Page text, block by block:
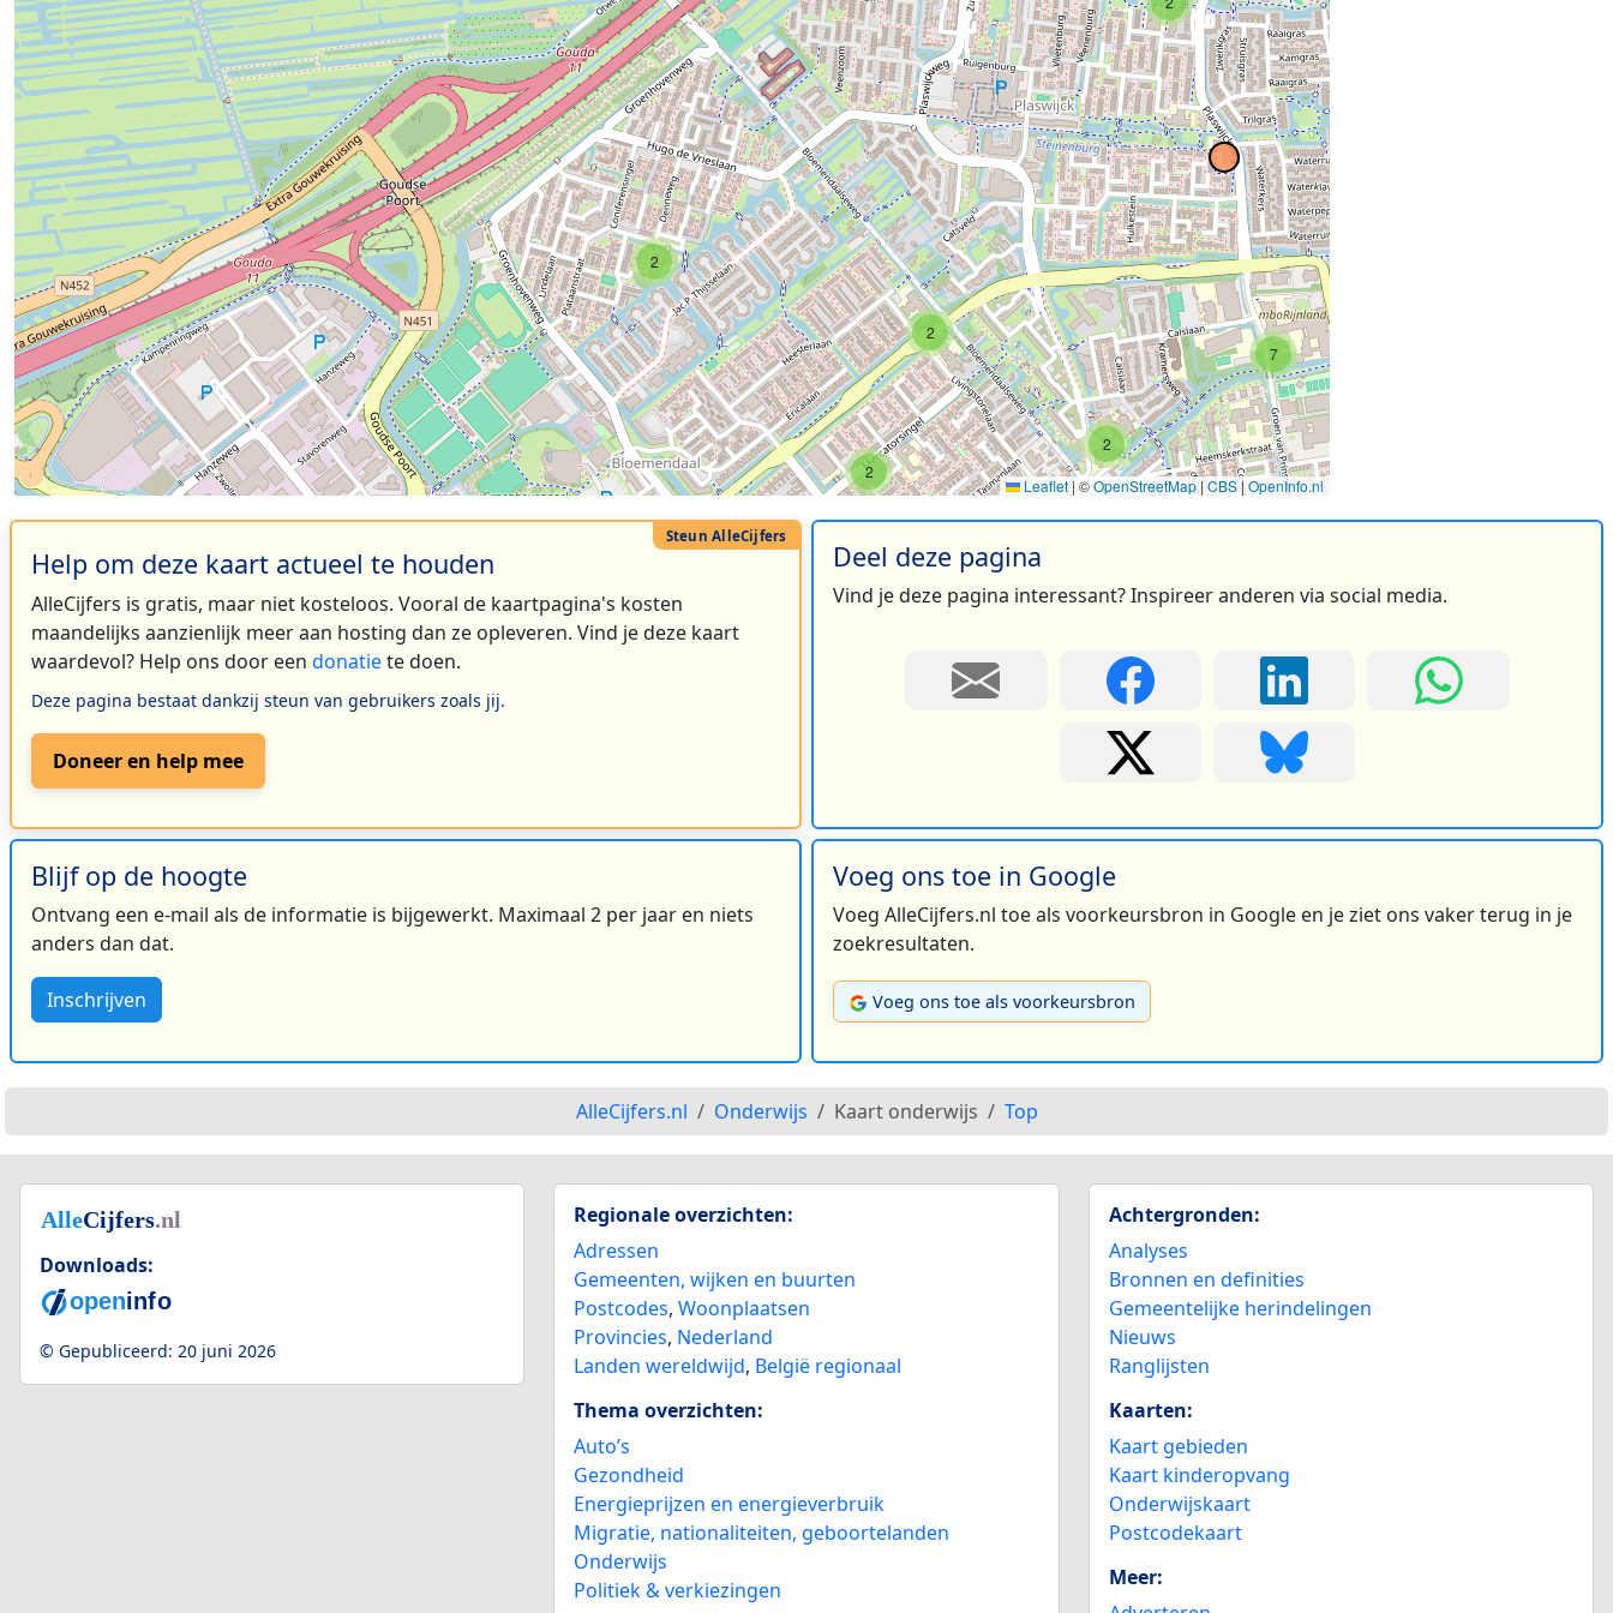
2
2
2
2
2
7
Leaflet | ©OpenStreetMap| CBS|OpenInfo.nl
Help om deze kaart actueel te houden
AlleCijfers is gratis, maar niet kosteloos. Vooral de kaartpagina's kosten
maandelijks aanzienlijk meer aan hosting dan ze opleveren. Vind je deze kaart
waardevol? Help ons door een donatiete doen.
Deze pagina bestaat dankzij steun van gebruikers zoals jij.
Doneer en help mee
Deel deze pagina
Vind je deze pagina interessant? Inspireer anderen via social media.
Blijf op de hoogte
Ontvang een e-mail als de informatie is bijgewerkt. Maximaal 2 per jaar en niets
anders dan dat.
Inschrijven
Voeg ons toe in Google
Voeg AlleCijfers.nl toe als voorkeursbron in Google en je ziet ons vaker terug in je
zoekresultaten.
Voeg ons toe als voorkeursbron
AlleCijfers.nl Onderwijs Kaart onderwijs Top
Downloads:
© Gepubliceerd: 20 juni 2026
Regionale overzichten:
Adressen
Gemeenten, wijken en buurten
Postcodes,Woonplaatsen
Provincies, Nederland
Landen wereldwijd, België regionaal
Thema overzichten:
Auto’s
Gezondheid
Energieprijzen en energieverbruik
Migratie, nationaliteiten, geboortelanden
Onderwijs
Politiek & verkiezingen
Achtergronden:
Analyses
Bronnen en definities
Gemeentelijke herindelingen
Nieuws
Ranglijsten
Kaarten:
Kaart gebieden
Kaart kinderopvang
Onderwijskaart
Postcodekaart
Meer: